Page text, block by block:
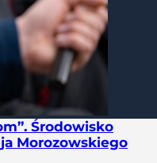
Środowisko
Morozowskiego